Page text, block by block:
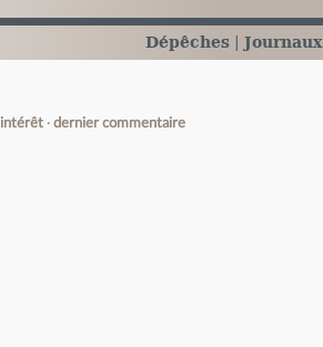
Dépêches Journaux
intérêt dernier commentaire